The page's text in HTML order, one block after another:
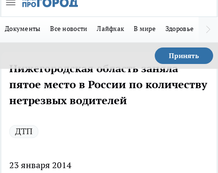
Документы Все новости Лайфхак В мире Здоровье
Принять
Нижегородская область заняла
пятое место в России по количеству
нетрезвых водителей
ДТП
23 января 2014